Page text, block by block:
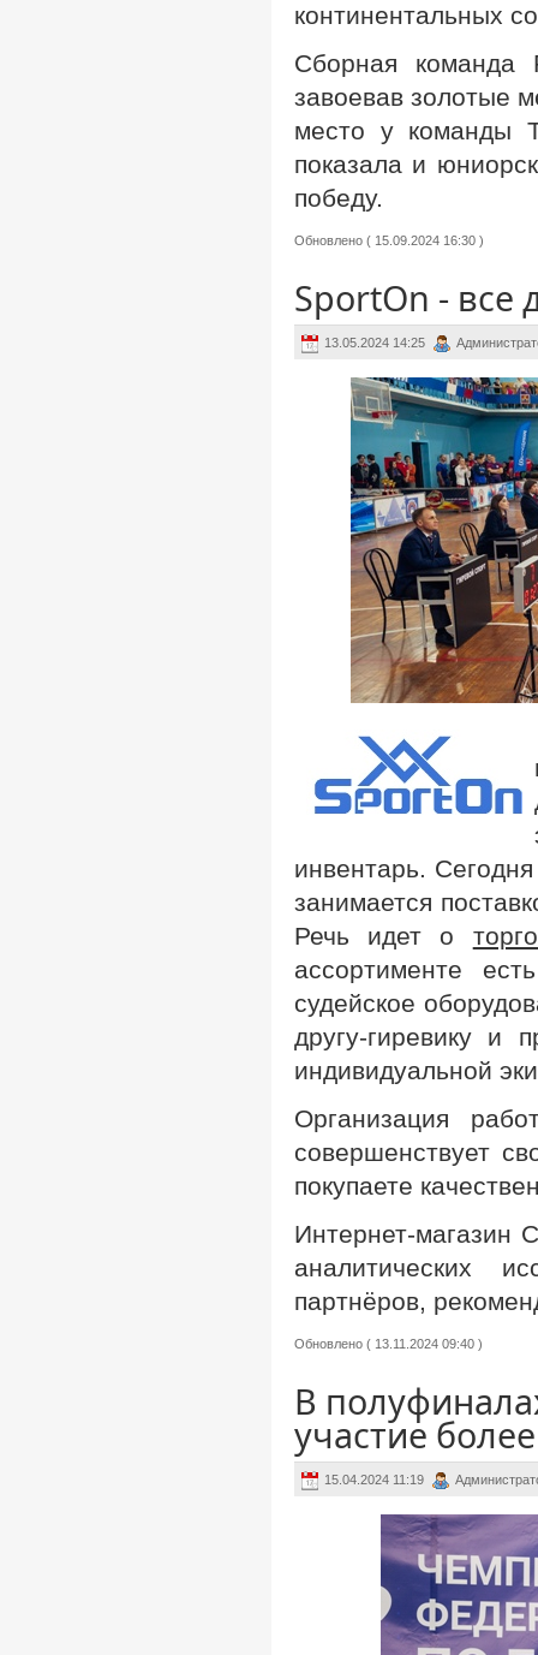
континентальных
Сборная команда
завоевав золотые
место у команды
показала и
победу.
Обновлено ( 15.09.2024 16:30 )
SportOn - все
13.05.2024 14:25
инвентарь.
занимается
Речь идет о
ассортименте
судейское
другу-гиревику и
индивидуальной
Организация
совершенствует
покупаете
Интернет-магазин
аналитических
партнёров,
Обновлено ( 13.11.2024 09:40 )
В
участие
15.04.2024 11:19